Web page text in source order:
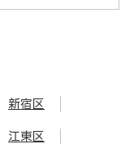
新宿区
江東区